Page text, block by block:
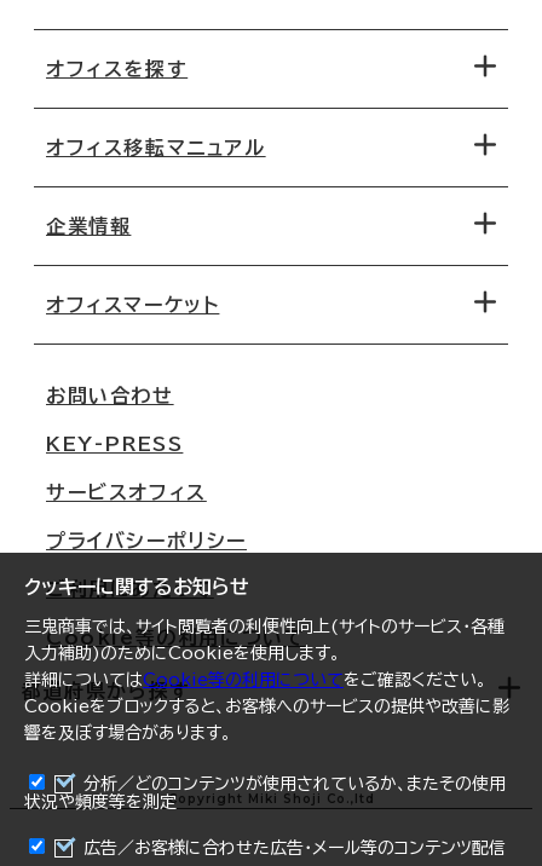
まとめて資料請求
クッキーに関するお知らせ
三鬼商事では、サイト閲覧者の利便性向上(サイトのサービス・各種
入力補助)のためにCookieを使用します。
詳細についてはCookie等の利用についてをご確認ください。
Cookieをブロックすると、お客様へのサービスの提供や改善に影
響を及ぼす場合があります。
分析／どのコンテンツが使用されているか、またその使用
状況や頻度等を測定
広告／お客様に合わせた広告・メール等のコンテンツ配信
オフィスを探す
地図から探す
路線・駅から探す
オフィス移転マニュアル
移転コストシミュレーション
移転スケジュール
オフィス移転Q&A
企業情報
オフィスマーケット
大阪
名古屋
札幌
仙台
横浜
福岡
オフィスリポート
ログイン
お問い合わせ
KEY-PRESS
サービスオフィス
プライバシーポリシー
ご利用にあたって
Cookie等の利用について
都道府県から探す
北海道
青森県
Copyright Miki Shoji Co.,ltd